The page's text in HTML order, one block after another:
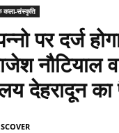
कला-संस्कृति
पर दर्ज
नौटियाल
देहरादून